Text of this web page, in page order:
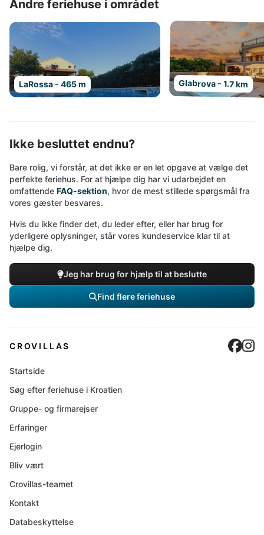
Andre feriehuse i området
LaRossa - 465 m Glabrova - 1.7 km
Ikke besluttet endnu?
Bare rolig, vi forstår, at det ikke er en let opgave at vælge det
perfekte feriehus. For at hjælpe dig har vi udarbejdet en
omfattende FAQ-sektion, hvor de mest stillede spørgsmål fra
vores gæster besvares.
Hvis du ikke finder det, du leder efter, eller har brug for
yderligere oplysninger, står vores kundeservice klar til at
hjælpe dig.
Jeg har brug for hjælp til at beslutte
Find flere feriehuse
CROVILLAS
Startside
Søg efter feriehuse i Kroatien
Gruppe- og firmarejser
Erfaringer
Ejerlogin
Bliv vært
Crovillas-teamet
Kontakt
Databeskyttelse